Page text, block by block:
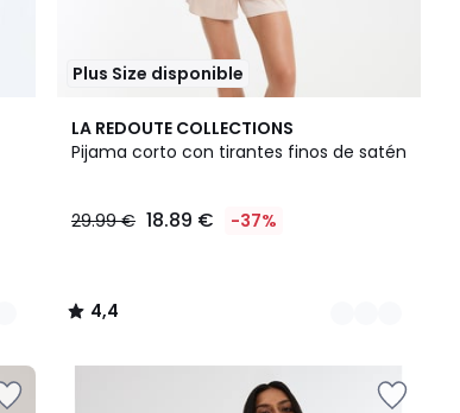
Plus Size disponible
LA REDOUTE COLLECTIONS
Pijama corto con tirantes finos de satén
29.99 € 18.89 € -37%
4,4
/ 5
2
Colores
4,4
/